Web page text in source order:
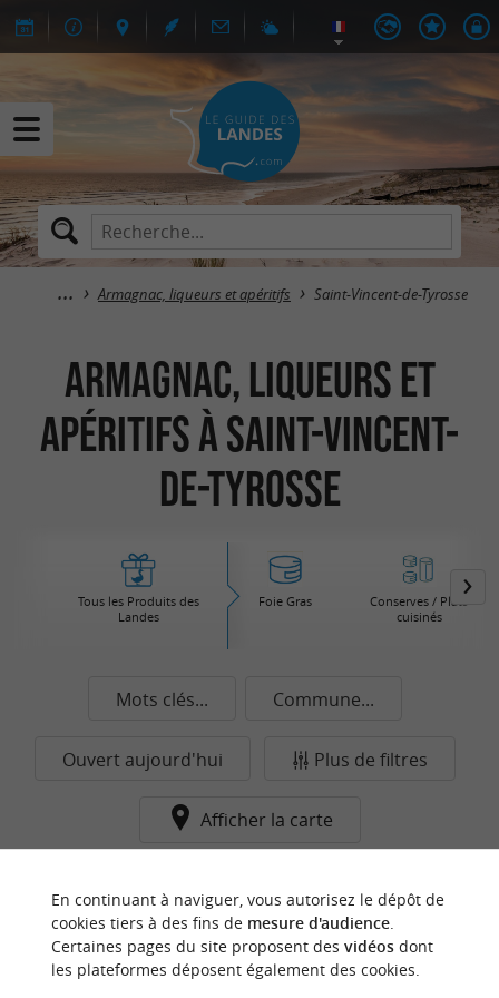
Armagnac, liqueurs et apéritifs Saint-Vincent-de-Tyrosse
Armagnac, liqueurs et
apéritifs à Saint-Vincent-
de-Tyrosse
Tous les Produits des
Landes
Foie Gras
Conserves / Plats
cuisinés
Mots clés... Commune...
Ouvert aujourd'hui Plus de filtres
Afficher la carte
commune pour le moment...
En continuant à naviguer, vous autorisez le dépôt de
cookies tiers à des fins de mesure d'audience.
Certaines pages du site proposent des vidéosdont
les plateformes déposent également des cookies.